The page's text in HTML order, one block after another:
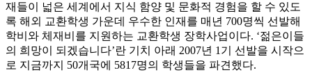
재들이 넓은 세계에서 지식 함양 및 문화적 경험을 할 수 있도
록 해외 교환학생 가운데 우수한 인재를 매년 700명씩 선발해
학비와 체재비를 지원하는 교환학생 장학사업이다. ‘젊은이들
의 희망이 되겠습니다’란 기치 아래 2007년 1기 선발을 시작으
로 지금까지 50개국에 5817명의 학생들을 파견했다.